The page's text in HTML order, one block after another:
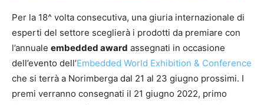
Per la 18^ volta consecutiva, una giuria internazionale di
esperti del settore sceglierà i prodotti da premiare con
l’annuale embedded award assegnati in occasione
dell’evento dell’Embedded World Exhibition & Conference
che si terrà a Norimberga dal 21 al 23 giugno prossimi. I
premi verranno consegnati il 21 giugno 2022, primo